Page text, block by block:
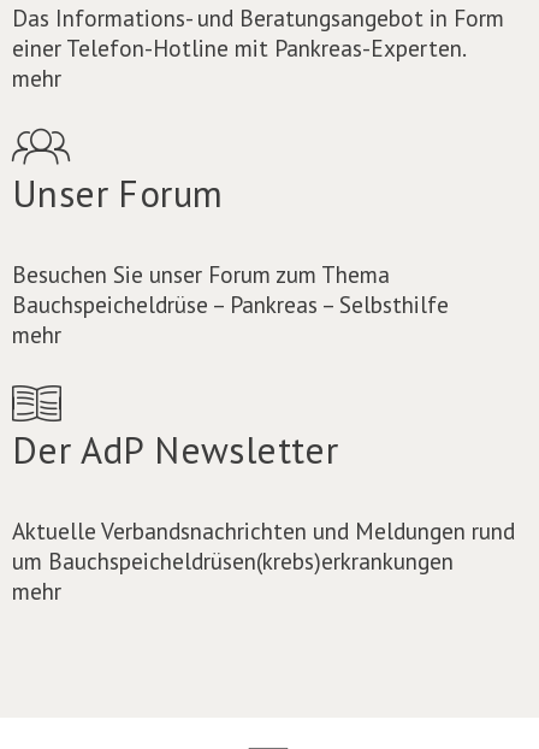
Das Informations- und Beratungsangebot in Form
einer Telefon-Hotline mit Pankreas-Experten.
mehr
Unser Forum
Besuchen Sie unser Forum zum Thema
Bauchspeicheldrüse – Pankreas – Selbsthilfe
mehr
Der AdP Newsletter
Aktuelle Verbandsnachrichten und Meldungen rund
um Bauchspeicheldrüsen(krebs)erkrankungen
mehr